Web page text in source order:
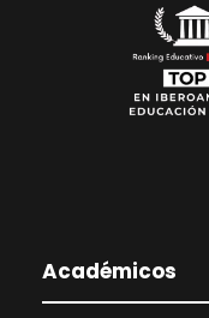
Académicos